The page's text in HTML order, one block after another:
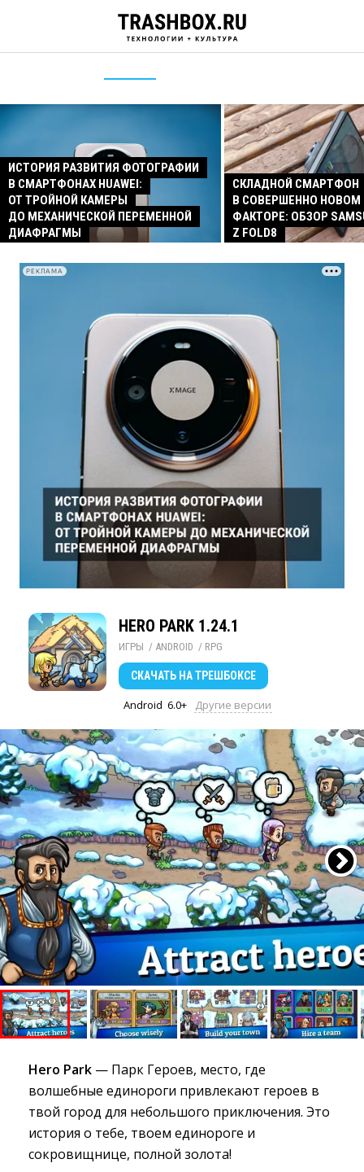
ИСТОРИЯ РАЗВИТИЯ ФОТОГРАФИИ
В СМАРТФОНАХ HUAWEI:
ОТ ТРОЙНОЙ КАМЕРЫ
ДО МЕХАНИЧЕСКОЙ ПЕРЕМЕННОЙ
ДИАФРАГМЫ
СКЛАДНОЙ СМАРТФОН
В СОВЕРШЕННО
ФАКТОРЕ: ОБЗОР
Z FOLD8
РЕКЛАМА
HERO PARK 1.24.1
ИГРЫ / ANDROID / RPG
СКАЧАТЬ НА ТРЕШБОКСЕ
Android 6.0+ Другие версии
Hero Park — Парк Героев, место, где
волшебные единороги привлекают героев в
твой город для небольшого приключения. Это
история о тебе, твоем единороге и
сокровищнице, полной золота!